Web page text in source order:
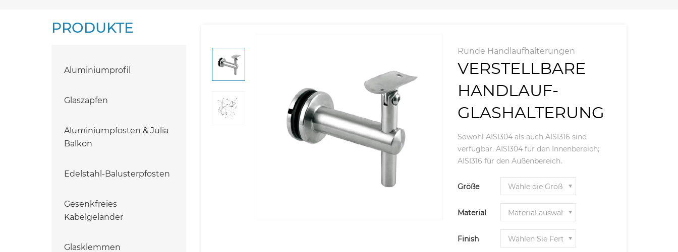
PRODUKTE
Aluminiumprofil
Glaszapfen
Aluminiumpfosten & Julia
Balkon
Edelstahl-Balusterpfosten
Gesenkfreies
Kabelgeländer
Glasklemmen
Runde Handlaufhalterungen
VERSTELLBARE
HANDLAUF-
GLASHALTERUNG
Sowohl AISI304 als auch AISI316 sind
verfügbar. AISI304 für den Innenbereich;
AISI316 für den Außenbereich.
Größe
Material
Finish